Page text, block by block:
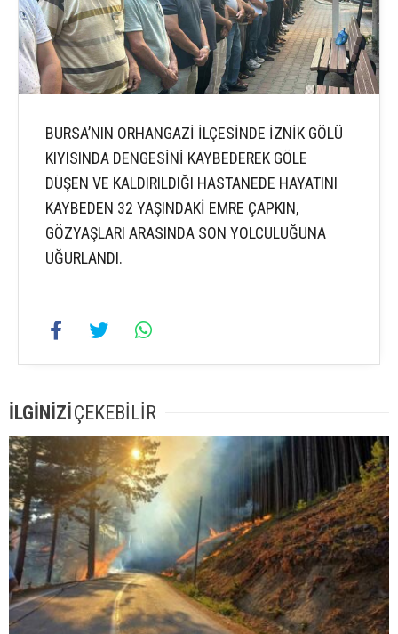
BURSA’NIN ORHANGAZİ İLÇESİNDE İZNİK GÖLÜ
KIYISINDA DENGESİNİ KAYBEDEREK GÖLE
DÜŞEN VE KALDIRILDIĞI HASTANEDE HAYATINI
KAYBEDEN 32 YAŞINDAKİ EMRE ÇAPKIN,
GÖZYAŞLARI ARASINDA SON YOLCULUĞUNA
UĞURLANDI.
İLGİNİZİÇEKEBİLİR